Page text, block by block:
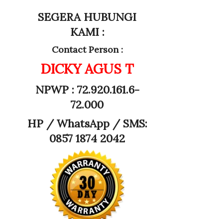
SEGERA HUBUNGI
KAMI :
Contact Person :
DICKY AGUS T
NPWP : 72.920.161.6-
72.000
HP /WhatsApp / SMS:
0857 1874 2042